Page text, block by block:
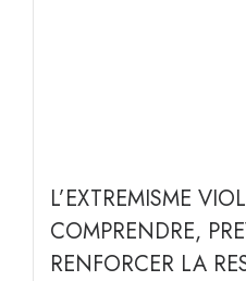
L’EXTREMISME
COMPRENDRE,
RENFORCER LA